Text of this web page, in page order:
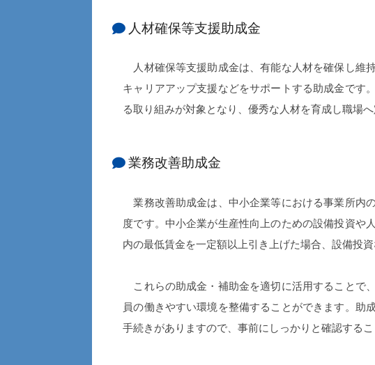
人材確保等支援助成金
人材確保等支援助成金は、有能な人材を確保し維
キャリアアップ支援などをサポートする助成金です
る取り組みが対象となり、優秀な人材を育成し職場
業務改善助成金
業務改善助成金は、中小企業等における事業所内
度です。中小企業が生産性向上のための設備投資や
内の最低賃金を一定額以上引き上げた場合、設備投
これらの助成金・補助金を適切に活用することで
員の働きやすい環境を整備することができます。助
手続きがありますので、事前にしっかりと確認するこ